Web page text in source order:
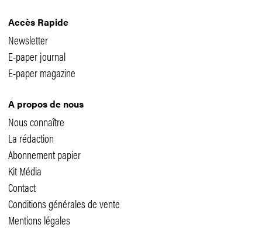
Accès Rapide
Newsletter
E-paper journal
E-paper magazine
A propos de nous
Nous connaître
La rédaction
Abonnement papier
Kit Média
Contact
Conditions générales de vente
Mentions légales